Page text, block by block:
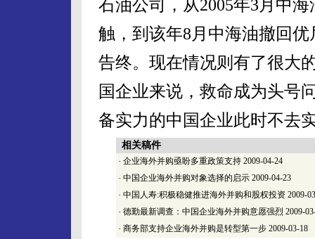
石油公司，从2005年3月中
触，到该年8月中海油撤回
告终。现在情况则有了很大
国企业来说，救命成为头号
备实力的中国企业此时不去
相关稿件
· 企业海外并购亟盼多重政策支持 2009-04-24
· 中国企业海外并购对象选择的启示 2009-04-23
· 中国人寿:积极稳健推进海外并购和股权投资 2009-
· 德勤最新调查：中国企业海外并购意愿强烈 2009-
· 商务部支持企业海外并购是转型第一步 2009-03-18